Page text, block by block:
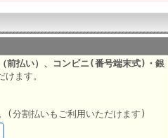
前払い）、コンビニ(番号端末式)・銀
ます。
(分割払いもご利用いただけます)